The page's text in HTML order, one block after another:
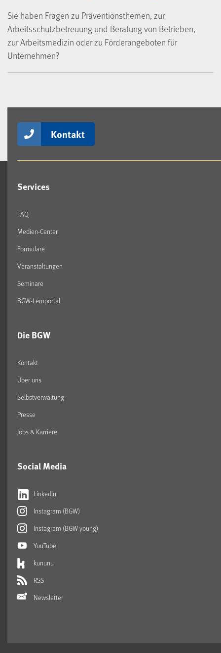
Sie haben Fragen zu Präventionsthemen, zur
Arbeitsschutzbetreuung und Beratung von Betrieben,
zur Arbeitsmedizin oder zu Förderangeboten für
Unternehmen?
Kontakt
Services
FAQ
Medien-Center
Formulare
Veranstaltungen
Seminare
BGW-Lernportal
Die BGW
Kontakt
Über uns
Selbstverwaltung
Presse
Jobs & Karriere
Social Media
LinkedIn
Instagram (BGW)
Instagram (BGW young)
YouTube
kununu
RSS
Newsletter